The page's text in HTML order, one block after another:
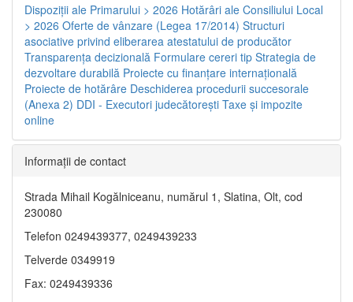
Dispoziţii ale Primarului > 2026 Hotărâri ale Consiliului Local
> 2026 Oferte de vânzare (Legea 17/2014) Structuri
asociative privind eliberarea atestatului de producător
Transparenţa decizională Formulare cereri tip Strategia de
dezvoltare durabilă Proiecte cu finanţare internaţională
Proiecte de hotărâre Deschiderea procedurii succesorale
(Anexa 2) DDI - Executori judecătorești Taxe şi impozite
online
Informaţii de contact
Strada Mihail Kogălniceanu, numărul 1, Slatina, Olt, cod
230080
Telefon 0249439377, 0249439233
Telverde 0349919
Fax: 0249439336